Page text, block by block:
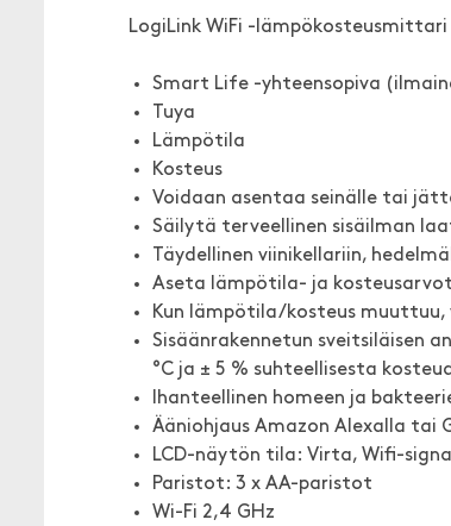
LogiLink WiFi -
Smart Life -yhteensopiva
Tuya
Lämpötila
Kosteus
Voidaan asentaa seinälle tai
Säilytä terveellinen sisäilman
Täydellinen viinikellariin,
Aseta lämpötila- ja kosteusarvot
Kun lämpötila/kosteus muuttuu,
Sisäänrakennetun sveitsiläisen
°C ja ± 5 % suhteellisesta
Ihanteellinen homeen ja
Ääniohjaus Amazon Alexalla tai
LCD-näytön tila: Virta, Wifi-
Paristot: 3 x AA-paristot
Wi-Fi 2,4 GHz